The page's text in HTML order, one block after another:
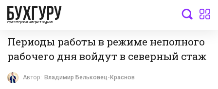
бухгалтерский интернет-журнал
Периоды работы в режиме неполного
рабочего дня войдут в северный стаж
Автор: Владимир Бельковец-Краснов